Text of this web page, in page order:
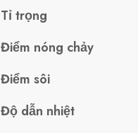
Tỉ trọng
Điểm nóng chảy
Điểm sôi
Độ dẫn nhiệt